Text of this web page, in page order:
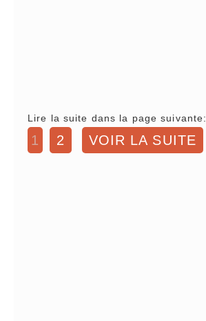
Lire la suite dans la page suivante:
1 2 VOIR LA SUITE